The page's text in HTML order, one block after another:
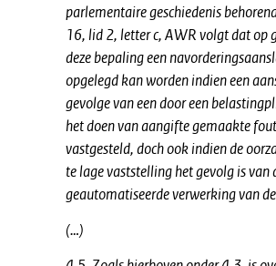
parlementaire geschiedenis
16, lid 2, letter c, AWR volgt dat op
deze bepaling een
opgelegd kan worden indien een
gevolge van een door een
het doen van aangifte gemaakte
vastgesteld, doch ook indien de
te lage vaststelling het gevolg is van
geautomatiseerde verwerking van
(…)